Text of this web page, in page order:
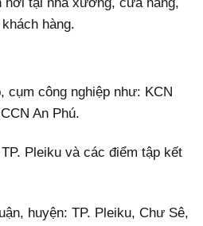
nơi tại nhà xưởng, cửa hàng,
hàng.
cụm công nghiệp như: KCN
An Phú.
Pleiku và các điểm tập kết
huyện: TP. Pleiku, Chư Sê,